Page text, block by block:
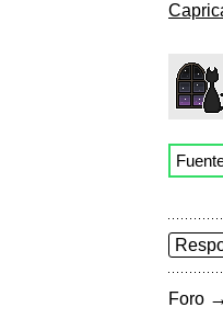
Foro